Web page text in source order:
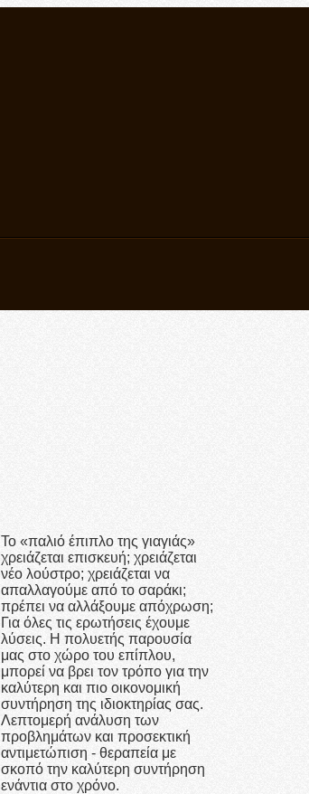
Το «παλιό έπιπλο της γιαγιάς»
χρειάζεται επισκευή; χρειάζεται
νέο λούστρο; χρειάζεται να
απαλλαγούμε από το σαράκι;
πρέπει να αλλάξουμε απόχρωση;
Για όλες τις ερωτήσεις έχουμε
λύσεις. H πολυετής παρουσία
μας στο χώρο του επίπλου,
μπορεί να βρει τον τρόπο για την
καλύτερη και πιο οικονομική
συντήρηση της ιδιοκτηρίας σας.
Λεπτομερή ανάλυση των
προβλημάτων και προσεκτική
αντιμετώπιση - θεραπεία με
σκοπό την καλύτερη συντήρηση
ενάντια στο χρόνο.